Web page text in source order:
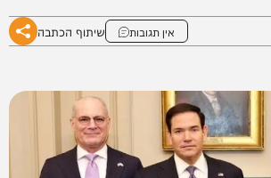
אין תגובות שיתוף הכתבה